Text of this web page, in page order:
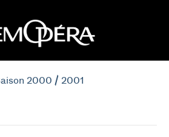
2000 / 2001